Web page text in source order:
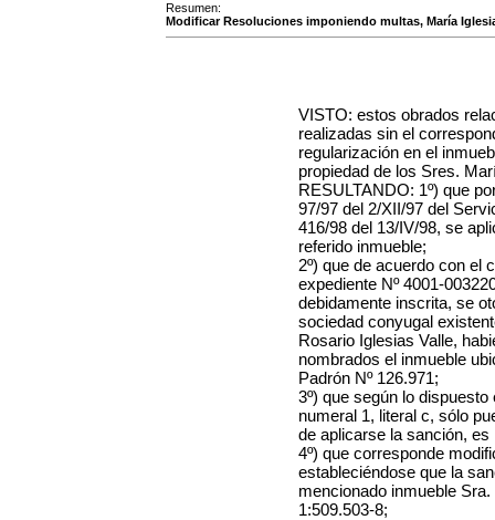
Resumen:
Modificar Resoluciones imponiendo multas, María
VISTO: estos obrados
realizadas sin el
regularización en el
propiedad de los Sres.
RESULTANDO: 1º) que
97/97 del 2/XII/97 del
416/98 del 13/IV/98, se
referido inmueble;
2º) que de acuerdo con el
expediente Nº 4001-
debidamente inscrita, se
sociedad conyugal
Rosario Iglesias Valle,
nombrados el inmueble
Padrón Nº 126.971;
3º) que según lo dispuesto
numeral 1, literal c, sólo
de aplicarse la sanción,
4º) que corresponde
estableciéndose que la
mencionado inmueble
1:509.503-8;